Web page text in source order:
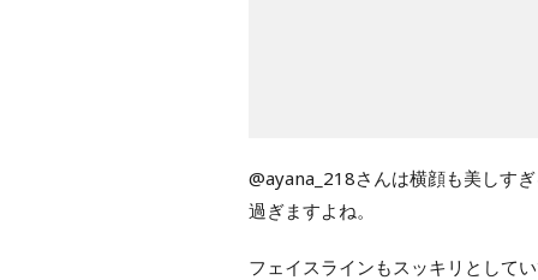
@ayana_218さんは横顔も美しす
過ぎますよね。
フェイスラインもスッキリとして